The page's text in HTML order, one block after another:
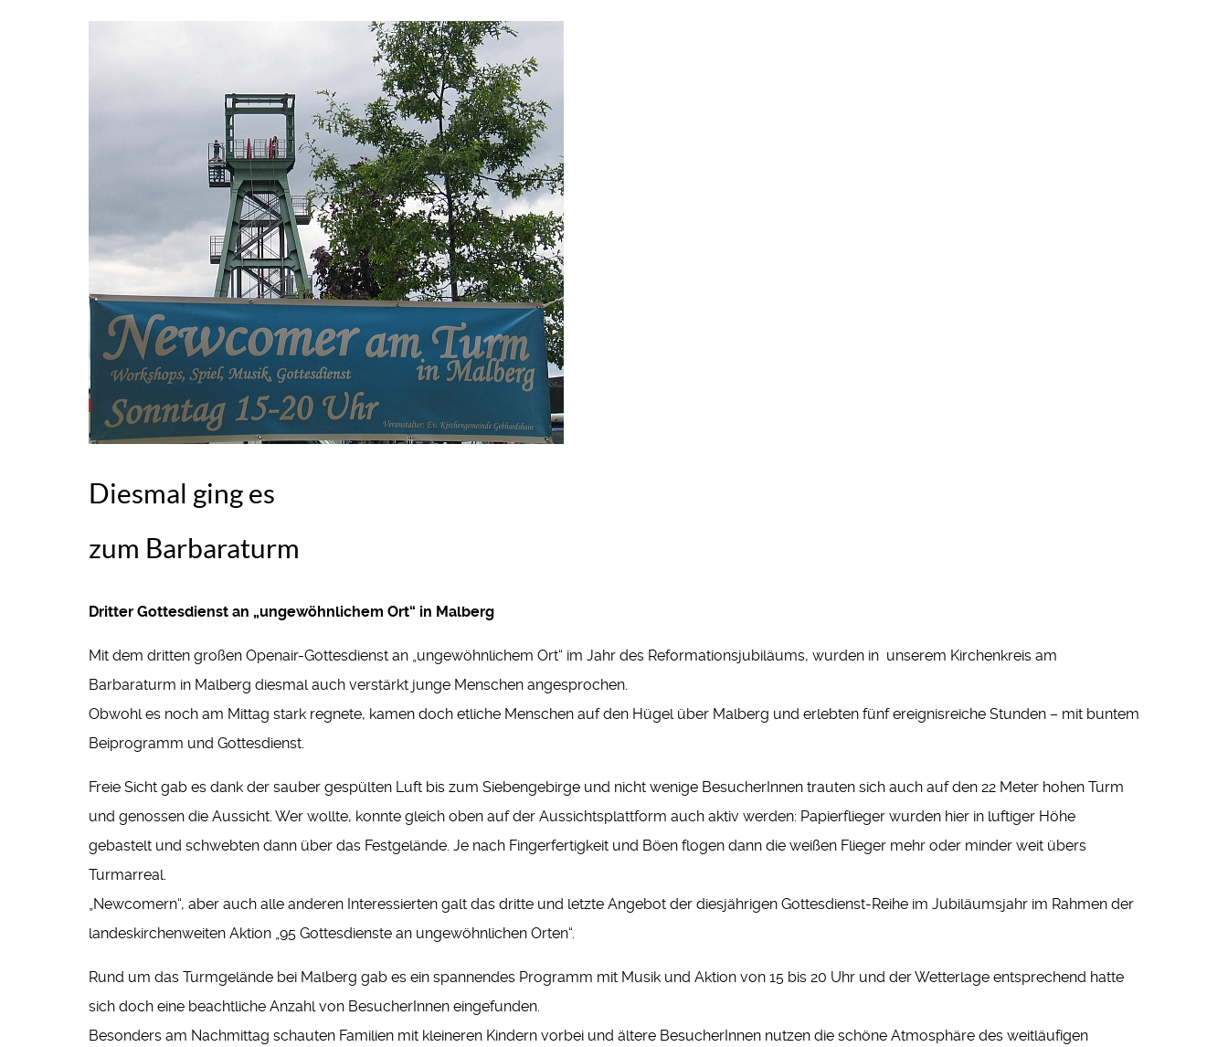
Diesmal ging es
zum Barbaraturm
Dritter Gottesdienst an „ungewöhnlichem Ort“ in Malberg
Mit dem dritten großen Openair-Gottesdienst an „ungewöhnlichem Ort“ im Jahr des Reformationsjubiläums, wurden in unserem Kirchenkreis am
Barbaraturm in Malberg diesmal auch verstärkt junge Menschen angesprochen.
Obwohl es noch am Mittag stark regnete, kamen doch etliche Menschen auf den Hügel über Malberg und erlebten fünf ereignisreiche Stunden – mit buntem
Beiprogramm und Gottesdienst.
Freie Sicht gab es dank der sauber gespülten Luft bis zum Siebengebirge und nicht wenige BesucherInnen trauten sich auch auf den 22 Meter hohen Turm
und genossen die Aussicht. Wer wollte, konnte gleich oben auf der Aussichtsplattform auch aktiv werden: Papierflieger wurden hier in luftiger Höhe
gebastelt und schwebten dann über das Festgelände. Je nach Fingerfertigkeit und Böen flogen dann die weißen Flieger mehr oder minder weit übers
Turmarreal.
„Newcomern“, aber auch alle anderen Interessierten galt das dritte und letzte Angebot der diesjährigen Gottesdienst-Reihe im Jubiläumsjahr im Rahmen der
landeskirchenweiten Aktion „95 Gottesdienste an ungewöhnlichen Orten“.
Rund um das Turmgelände bei Malberg gab es ein spannendes Programm mit Musik und Aktion von 15 bis 20 Uhr und der Wetterlage entsprechend hatte
sich doch eine beachtliche Anzahl von BesucherInnen eingefunden.
Besonders am Nachmittag schauten Familien mit kleineren Kindern vorbei und ältere BesucherInnen nutzen die schöne Atmosphäre des weitläufigen